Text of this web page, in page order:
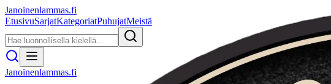
Janoinenlammas.fi
EtusivuSarjatKategoriatPuhujatMeistä
Janoinenlammas.fi